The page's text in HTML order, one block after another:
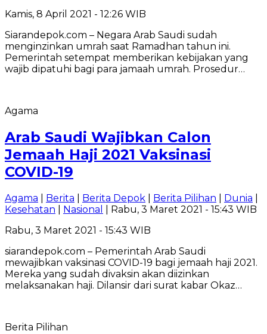
Kamis, 8 April 2021 - 12:26 WIB
Siarandepok.com – Negara Arab Saudi sudah
menginzinkan umrah saat Ramadhan tahun ini.
Pemerintah setempat memberikan kebijakan yang
wajib dipatuhi bagi para jamaah umrah. Prosedur…
Agama
Arab Saudi Wajibkan Calon
Jemaah Haji 2021 Vaksinasi
COVID-19
Agama Berita Berita Depok Berita Pilihan Dunia
Kesehatan
Nasional
| Rabu, 3 Maret 2021 - 15:43 WIB
Rabu, 3 Maret 2021 - 15:43 WIB
siarandepok.com – Pemerintah Arab Saudi
mewajibkan vaksinasi COVID-19 bagi jemaah haji 2021.
Mereka yang sudah divaksin akan diizinkan
melaksanakan haji. Dilansir dari surat kabar Okaz…
Berita Pilihan